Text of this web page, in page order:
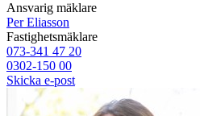
Ansvarig mäklare
Per Eliasson
Fastighetsmäklare
073-341 47 20
0302-150 00
Skicka e-post